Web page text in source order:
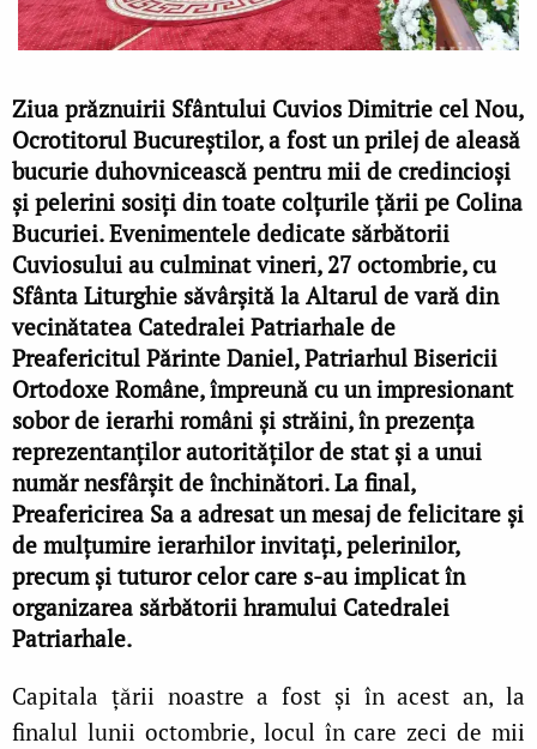
Ziua prăznuirii Sfântului Cuvios Dimitrie cel Nou,
Ocrotitorul Bucureștilor, a fost un prilej de aleasă
bucurie duhovnicească pentru mii de credincioși
și pelerini sosiți din toate colțurile țării pe Colina
Bucuriei. Evenimentele dedicate sărbătorii
Cuviosului au culminat vineri, 27 octombrie, cu
Sfânta Liturghie săvârșită la Altarul de vară din
vecinătatea Catedralei Patriarhale de
Preafericitul Părinte Daniel, Patriarhul Bisericii
Ortodoxe Române, împreună cu un impresionant
sobor de ierarhi români și străini, în prezența
reprezentanților autorităților de stat și a unui
număr nesfârșit de închinători. La final,
Preafericirea Sa a adresat un mesaj de felicitare și
de mulțumire ierarhilor invitați, pelerinilor,
precum și tuturor celor care s‑au implicat în
organizarea sărbătorii hramului Catedralei
Patriarhale.
Capitala țării noastre a fost și în acest an, la
finalul lunii octombrie, locul în care zeci de mii